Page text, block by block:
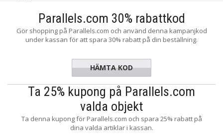
Parallels.com 30% rabattkod
Gör shopping på Parallels.com och använd denna kampanjkod
under kassan för att spara 30% rabatt på din beställning.
PD1212
HÄMTA KOD
Ta 25% kupong på Parallels.com
valda objekt
Ta denna kupong för Parallels.com och spara 25% rabatt på
dina valda artiklar i kassan.